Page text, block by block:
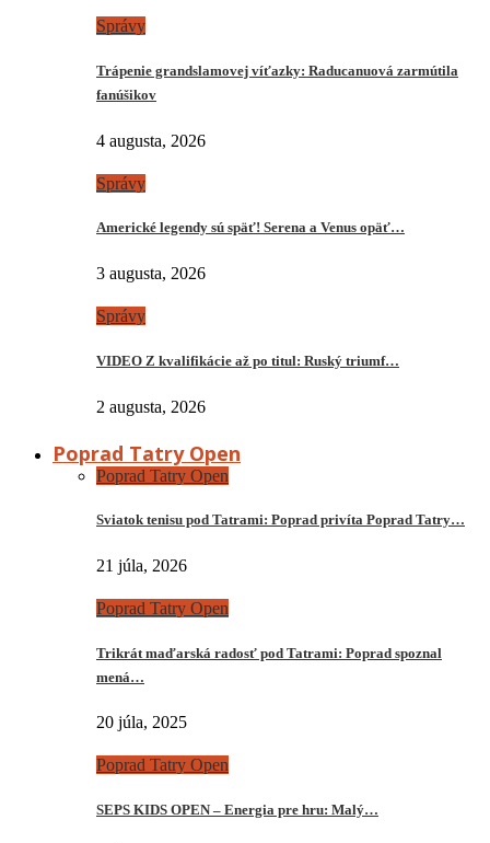
Správy
Trápenie grandslamovej víťazky: Raducanuová zarmútila
fanúšikov
4 augusta, 2026
Správy
Americké legendy sú späť! Serena a Venus opäť…
3 augusta, 2026
Správy
VIDEO Z kvalifikácie až po titul: Ruský triumf…
2 augusta, 2026
Poprad Tatry Open
Poprad Tatry Open
Sviatok tenisu pod Tatrami: Poprad privíta Poprad Tatry…
21 júla, 2026
Poprad Tatry Open
Trikrát maďarská radosť pod Tatrami: Poprad spoznal
mená…
20 júla, 2025
Poprad Tatry Open
SEPS KIDS OPEN – Energia pre hru: Malý…